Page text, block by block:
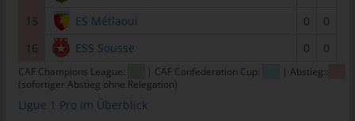
15
ES Métlaoui 0
0
16
ESS Sousse 0 0
CAF Champions League: | CAF Confederation Cup:
| Abstieg::
(sofortiger Abstieg ohne Relegation)
Ligue 1 Pro im Überblick
besuchten Internetseiten und Servern, den individuellen
Browser der betroffenen Person von anderen Internetbrowsern,
die andere Cookies enthalten, zu unterscheiden. Ein bestimmter
Internetbrowser kann über die eindeutige Cookie-ID
wiedererkannt und identifiziert werden.
Durch den Einsatz von Cookies kann den Nutzern dieser